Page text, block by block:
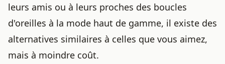
leurs amis ou à leurs proches des boucles
d'oreilles à la mode haut de gamme, il existe des
alternatives similaires à celles que vous aimez,
mais à moindre coût.